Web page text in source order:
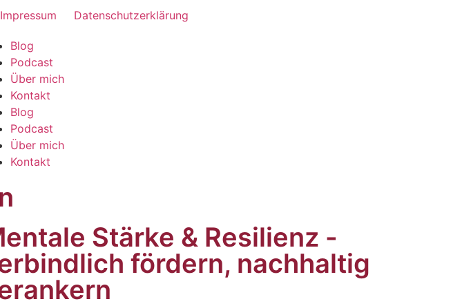
Impressum Datenschutzerklärung
Blog
Podcast
Über mich
Kontakt
Blog
Podcast
Über mich
Kontakt
Stärke & Resilienz -
fördern, nachhaltig